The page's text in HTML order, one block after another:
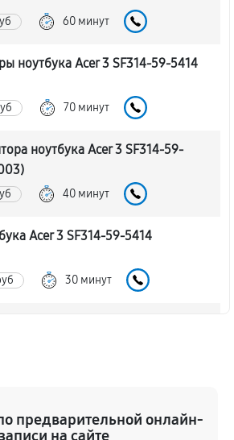
60 минут
ноутбука Acer 3 SF314-59-5414
70 минут
ноутбука Acer 3 SF314-59-
40 минут
Acer 3 SF314-59-5414
30 минут
80 минут
предварительной онлайн-
на сайте